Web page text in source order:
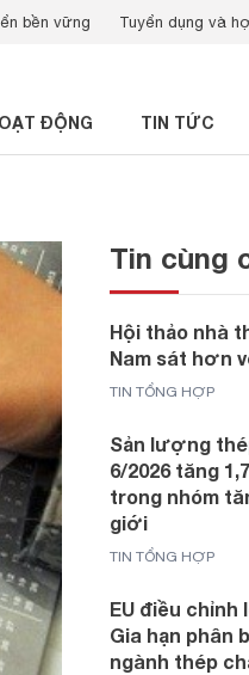
bền vững Tuyển dụng và
ĐỘNG TIN TỨC
Tin cùng
Hội thảo nhà
Nam sát hơn
TIN TỔNG HỢP
Sản lượng
6/2026 tăng
trong nhóm
giới
TIN TỔNG HỢP
EU điều chỉnh
Gia hạn phân
ngành thép